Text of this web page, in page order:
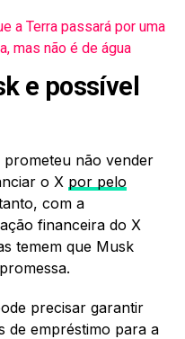
a Terra passará por uma
mas não é de água
e possível
prometeu não vender
o X por pelo
com a
financeira do X
temem que Musk
precisar garantir
de empréstimo para a